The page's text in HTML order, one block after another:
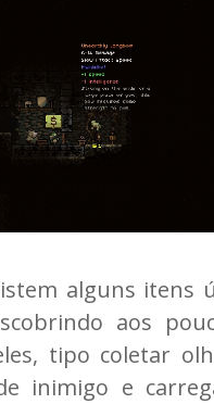
alguns itens
aos
tipo coletar
inimigo e